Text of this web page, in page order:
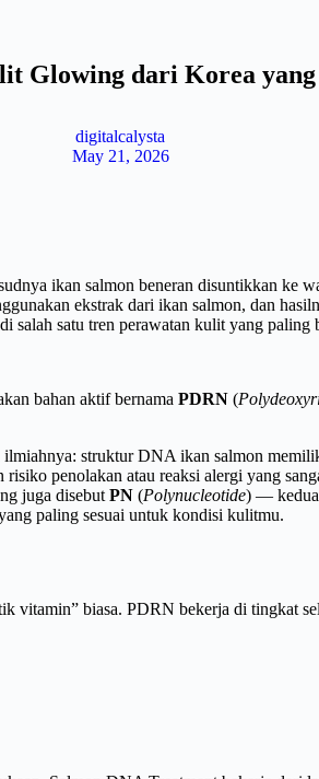
Glowing dari Korea
digitalcalysta
May 21, 2026
ikan salmon beneran disuntikkan ke
ekstrak dari ikan salmon, dan
salah satu tren perawatan kulit yang
bahan aktif bernama PDRN (
ilmiahnya: struktur DNA ikan salmon
penolakan atau reaksi alergi yang
juga disebut PN (Polynucleotide) —
paling sesuai untuk kondisi kulitmu.
vitamin” biasa. PDRN bekerja di tingkat